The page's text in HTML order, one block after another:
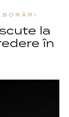
la
în